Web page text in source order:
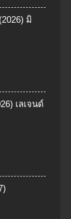
มิ
เลเจนด์